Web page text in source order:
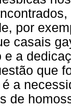
por
casais
e a
que
a
de